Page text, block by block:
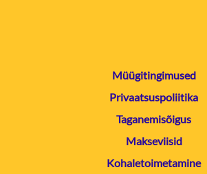
Müügitingimused
Privaatsuspoliitika
Taganemisõigus
Makseviisid
Kohaletoimetamine